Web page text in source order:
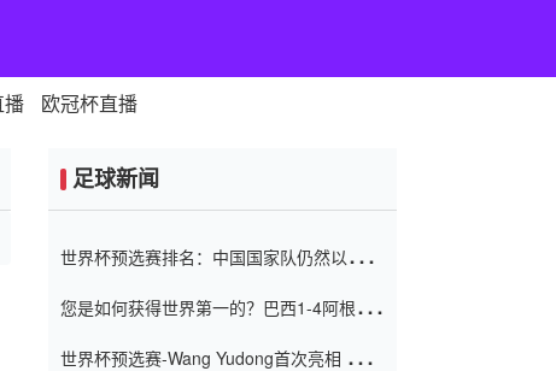
欧冠杯直播
足球新闻
世界杯预选赛排名：中国国家队仍然以6分
您是如何获得世界第一的？巴西1-4阿根
世界杯预选赛-Wang Yudong首次亮相 中国